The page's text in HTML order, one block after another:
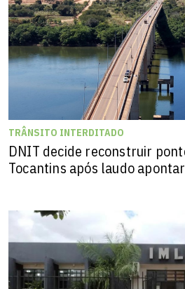
TRÂNSITO INTERDITADO
DNIT decide reconstruir
Tocantins após laudo